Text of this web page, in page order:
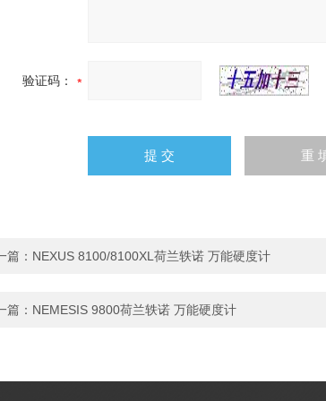
验证码：
篇： NEXUS 8100/8100XL荷兰轶诺 万能硬度计
篇： NEMESIS 9800荷兰轶诺 万能硬度计